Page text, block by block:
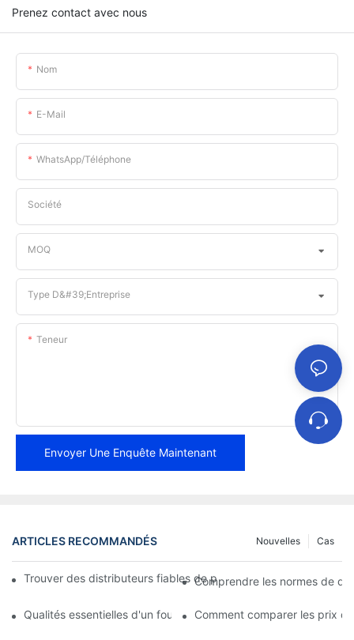
Prenez contact avec nous
Nom
E-Mail
WhatsApp/téléphone
Société
MOQ
Type D&#39;entreprise
Teneur
Envoyer Une Enquête Maintenant
ARTICLES RECOMMANDÉS Cas
Nouvelles
Trouver des distributeurs fiables de plaquettes de frein pour
Comprendre les normes de
Qualités essentielles d'un fournisseur fiable de plaquettes de
Comment comparer les prix